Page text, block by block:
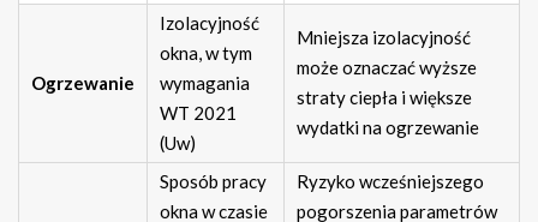
Ogrzewanie
Izolacyjność
okna, w tym
wymagania
WT 2021
(Uw)
Mniejsza izolacyjność
może oznaczać wyższe
straty ciepła i większe
wydatki na ogrzewanie
Sposób pracy
okna w czasie
Ryzyko wcześniejszego
pogorszenia parametrów